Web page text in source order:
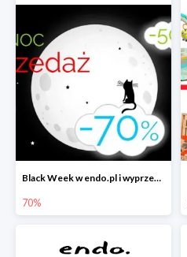
Black Week w endo.pl i wyprzedaże do -70&
70%